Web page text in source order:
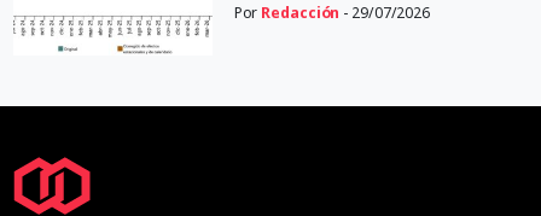
Por Redacción - 29/07/2026